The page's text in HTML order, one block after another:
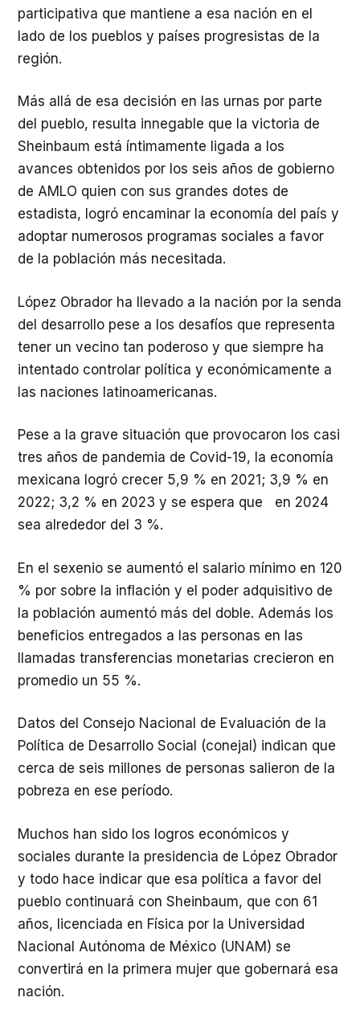
participativa que mantiene a esa nación en el
lado de los pueblos y países progresistas de la
región.
Más allá de esa decisión en las urnas por parte
del pueblo, resulta innegable que la victoria de
Sheinbaum está íntimamente ligada a los
avances obtenidos por los seis años de gobierno
de AMLO quien con sus grandes dotes de
estadista, logró encaminar la economía del país y
adoptar numerosos programas sociales a favor
de la población más necesitada.
López Obrador ha llevado a la nación por la senda
del desarrollo pese a los desafíos que representa
tener un vecino tan poderoso y que siempre ha
intentado controlar política y económicamente a
las naciones latinoamericanas.
Pese a la grave situación que provocaron los casi
tres años de pandemia de Covid-19, la economía
mexicana logró crecer 5,9 % en 2021; 3,9 % en
2022; 3,2 % en 2023 y se espera que en 2024
sea alrededor del 3 %.
En el sexenio se aumentó el salario mínimo en 120
% por sobre la inflación y el poder adquisitivo de
la población aumentó más del doble. Además los
beneficios entregados a las personas en las
llamadas transferencias monetarias crecieron en
promedio un 55 %.
Datos del Consejo Nacional de Evaluación de la
Política de Desarrollo Social (conejal) indican que
cerca de seis millones de personas salieron de la
pobreza en ese período.
Muchos han sido los logros económicos y
sociales durante la presidencia de López Obrador
y todo hace indicar que esa política a favor del
pueblo continuará con Sheinbaum, que con 61
años, licenciada en Física por la Universidad
Nacional Autónoma de México (UNAM) se
convertirá en la primera mujer que gobernará esa
nación.